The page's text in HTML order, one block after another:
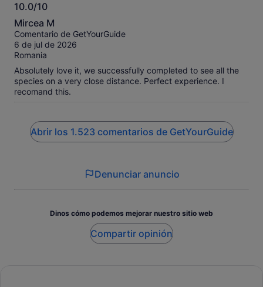
10.0/10
10.0
sobre
10
Mircea M
Comentario de GetYourGuide
6 de jul de 2026
Romania
Absolutely love it, we successfully completed to see all the
species on a very close distance. Perfect experience. I
recomand this.
Abrir los 1.523 comentarios de GetYourGuide
Denunciar anuncio
Dinos cómo podemos mejorar nuestro sitio web
Compartir opinión